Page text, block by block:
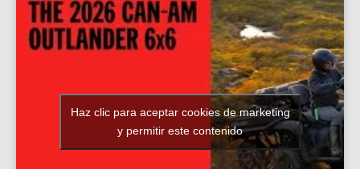
Haz clic para aceptar cookies de marketing
y permitir este contenido